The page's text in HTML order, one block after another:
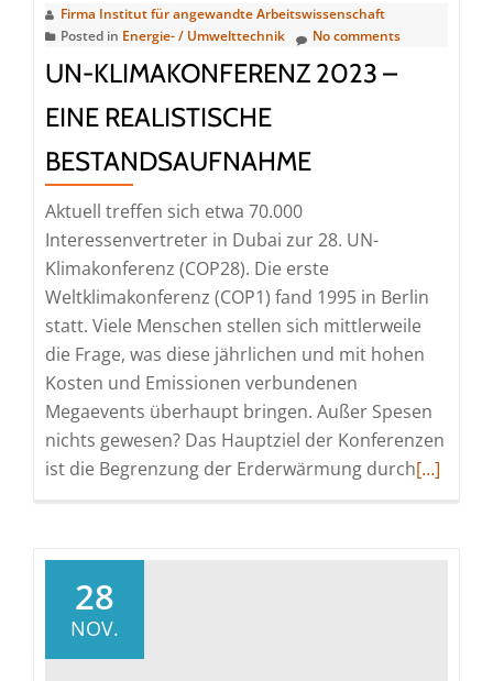
stellt
neues
Planspiel
erleben“
Firma Institut für angewandte Arbeitswissenschaft
Posted in Energie- / Umwelttechnik No comments
UN-KLIMAKONFERENZ 2023 –
EINE REALISTISCHE
BESTANDSAUFNAHME
Aktuell treffen sich etwa 70.000
Interessenvertreter in Dubai zur 28. UN-
Klimakonferenz (COP28). Die erste
Weltklimakonferenz (COP1) fand 1995 in Berlin
statt. Viele Menschen stellen sich mittlerweile
die Frage, was diese jährlichen und mit hohen
Kosten und Emissionen verbundenen
Megaevents überhaupt bringen. Außer Spesen
nichts gewesen? Das Hauptziel der Konferenzen
ist die Begrenzung der Erderwärmung durchRead
[…]
28
NOV.